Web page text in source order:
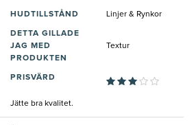
HUDTILLSTÅND Linjer & Rynkor
DETTA GILLADE
JAG MED
PRODUKTEN
Textur
PRISVÄRD
Jätte bra kvalitet.